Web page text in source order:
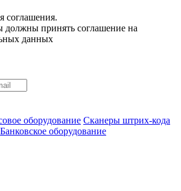
соглашения.
должны принять соглашение на
данных
оборудование Сканеры штрих-кода
Банковское оборудование